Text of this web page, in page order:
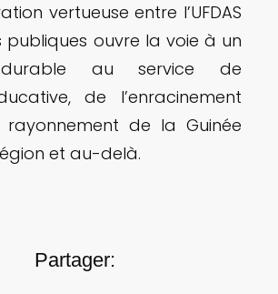
vertueuse entre l’UFDAS
publiques ouvre la voie à un
au service de
de l’enracinement
de la Guinée
et au-delà.
Partager: